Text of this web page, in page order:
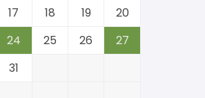
17 18 19
20
24 25 26
27
31